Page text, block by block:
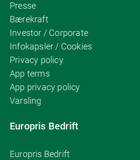
Presse
Bærekraft
Investor / Corporate
Infokapsler / Cookies
Privacy policy
App terms
App privacy policy
Varsling
Europris Bedrift
Europris Bedrift